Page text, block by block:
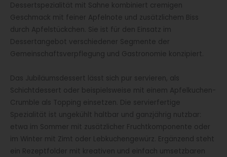
Dessertspezialität mit Sahne kombiniert cremigen
Geschmack mit feiner Apfelnote und zusätzlichem Biss
durch Apfelstückchen. Sie ist für den Einsatz im
Dessertangebot verschiedener Segmente der
Gemeinschaftsverpflegung und Gastronomie konzipiert.
Das Jubiläumsdessert lässt sich pur servieren, als
Schichtdessert oder beispielsweise mit einem Apfelkuchen-
Crumble als Topping einsetzen. Die servierfertige
Spezialität ist ungekühlt haltbar und ganzjährig nutzbar:
etwa im Sommer mit zusätzlicher Fruchtkomponente oder
im Winter mit Zimt oder Lebkuchengewürz. Ergänzend steht
ein Rezeptfolder mit kreativen und einfach umsetzbaren